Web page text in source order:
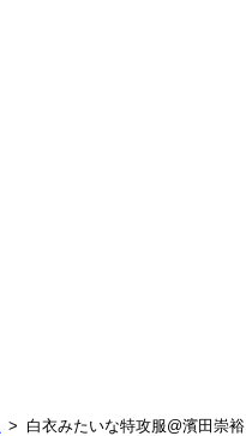
白衣みたいな特攻服@濱田崇裕